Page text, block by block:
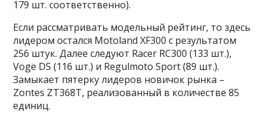
179 шт. соответственно).
Если рассматривать модельный рейтинг, то здесь
лидером остался Motoland XF300 с результатом
256 штук. Далее следуют Racer RC300 (133 шт.),
Voge DS (116 шт.) и Regulmoto Sport (89 шт.).
Замыкает пятерку лидеров новичок рынка –
Zontes ZT368T, реализованный в количестве 85
единиц.